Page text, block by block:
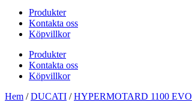
Produkter
Kontakta oss
Köpvillkor
Produkter
Kontakta oss
Köpvillkor
Hem /DUCATI /HYPERMOTARD 1100 EVO